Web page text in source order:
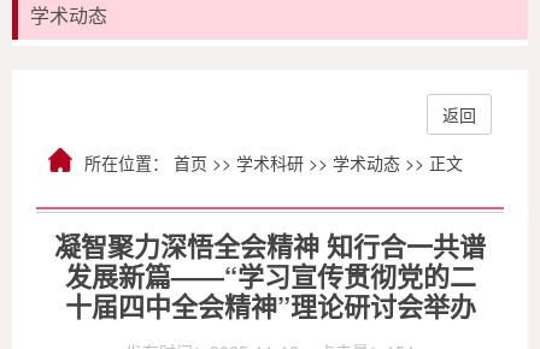
学术动态
所在位置： 首页 >> 学术科研 >> 学术动态 >> 正文
返回
凝智聚力深悟全会精神 知行合一共谱
发展新篇——“学习宣传贯彻党的二
十届四中全会精神”理论研讨会举办